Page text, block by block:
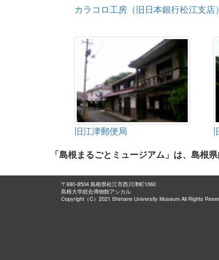
カラコロ工房（旧日本銀行松江支店
旧江津郵便局
「島根まるごとミュージアム」は、島根
〒690-8504 島根県松江市西川津町1060
島根大学総合博物館アシカル
Copyright（C）2021 Shimane University Museum All Rights